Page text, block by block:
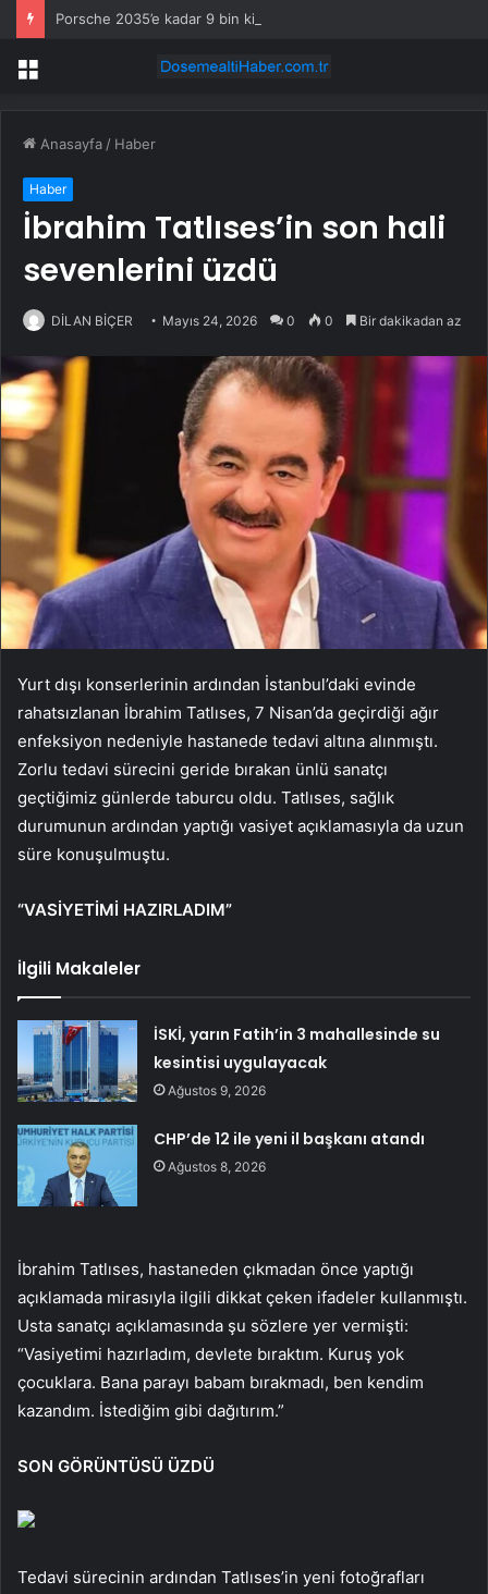
Porsche 2035’e kadar 9 bin kişiyi işten çıkaracak
Menü
Anasayfa / Haber
Haber
İbrahim Tatlıses’in son hali
sevenlerini üzdü
DİLAN BİÇER Mayıs 24, 2026 0 0 Bir dakikadan az
Yurt dışı konserlerinin ardından İstanbul’daki evinde
rahatsızlanan İbrahim Tatlıses, 7 Nisan’da geçirdiği ağır
enfeksiyon nedeniyle hastanede tedavi altına alınmıştı.
Zorlu tedavi sürecini geride bırakan ünlü sanatçı
geçtiğimiz günlerde taburcu oldu. Tatlıses, sağlık
durumunun ardından yaptığı vasiyet açıklamasıyla da uzun
süre konuşulmuştu.
“VASİYETİMİ HAZIRLADIM”
İlgili Makaleler
İSKİ, yarın Fatih’in 3 mahallesinde su
kesintisi uygulayacak
Ağustos 9, 2026
CHP’de 12 ile yeni il başkanı atandı
Ağustos 8, 2026
İbrahim Tatlıses, hastaneden çıkmadan önce yaptığı
açıklamada mirasıyla ilgili dikkat çeken ifadeler kullanmıştı.
Usta sanatçı açıklamasında şu sözlere yer vermişti:
“Vasiyetimi hazırladım, devlete bıraktım. Kuruş yok
çocuklara. Bana parayı babam bırakmadı, ben kendim
kazandım. İstediğim gibi dağıtırım.”
SON GÖRÜNTÜSÜ ÜZDÜ
Tedavi sürecinin ardından Tatlıses’in yeni fotoğrafları